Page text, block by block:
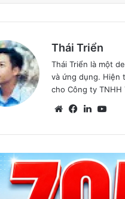
Thái Triển
Thái Triển là một
và ứng dụng. Hiện
cho Công ty TNHH
WebsiteFacebook
LinkedIn